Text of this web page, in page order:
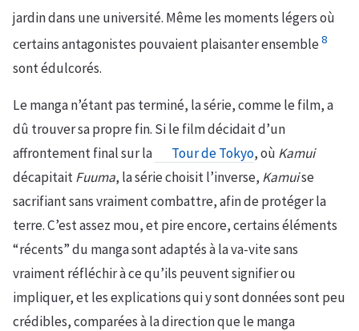
jardin dans une université. Même les moments légers où
certains antagonistes pouvaient plaisanter ensemble8
sont édulcorés.
Le manga n’étant pas terminé, la série, comme le film, a
dû trouver sa propre fin. Si le film décidait d’un
affrontement final sur la
Tour de Tokyo, où Kamui
décapitaitFuuma, la série choisit l’inverse, Kamuise
sacrifiant sans vraiment combattre, afin de protéger la
terre. C’est assez mou, et pire encore, certains éléments
“récents” du manga sont adaptés à la va-vite sans
vraiment réfléchir à ce qu’ils peuvent signifier ou
impliquer, et les explications qui y sont données sont peu
crédibles, comparées à la direction que le manga